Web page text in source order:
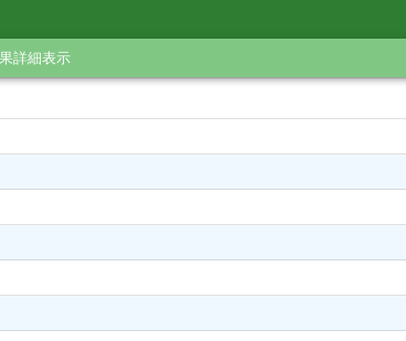
詳細表示